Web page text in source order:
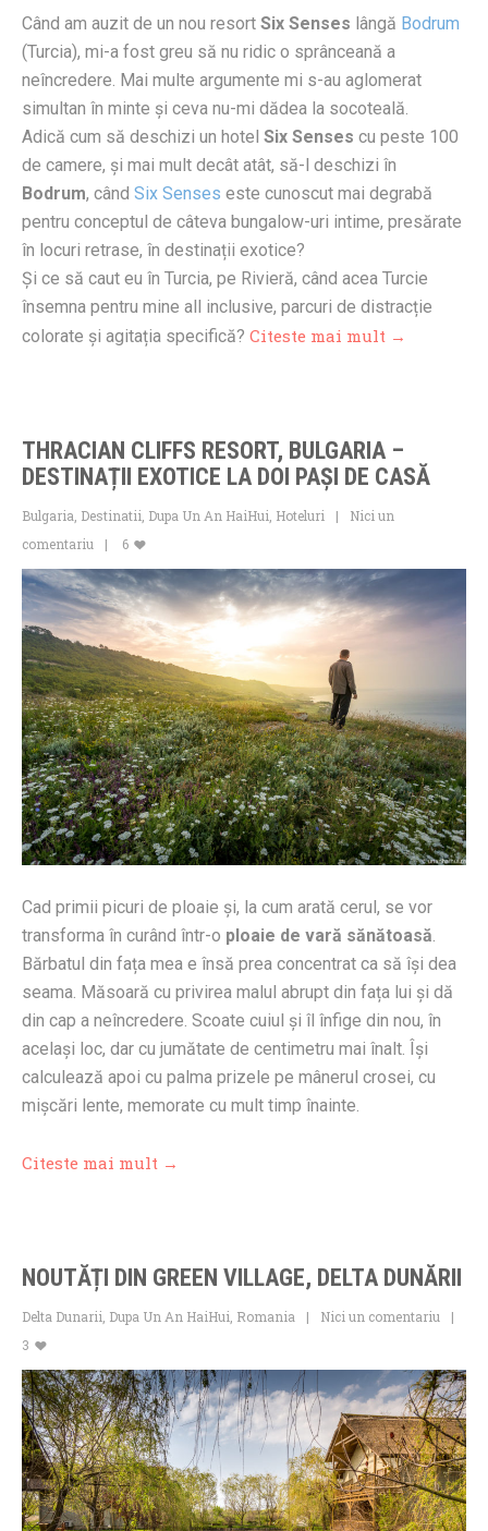
Când am auzit de un nou resort Six Senses lângă Bodrum
(Turcia), mi-a fost greu să nu ridic o sprânceană a
neîncredere. Mai multe argumente mi s-au aglomerat
simultan în minte și ceva nu-mi dădea la socoteală.
Adică cum să deschizi un hotel Six Senses cu peste 100
de camere, și mai mult decât atât, să-l deschizi în
Bodrum, când Six Senses este cunoscut mai degrabă
pentru conceptul de câteva bungalow-uri intime, presărate
în locuri retrase, în destinații exotice?
Și ce să caut eu în Turcia, pe Rivieră, când acea Turcie
însemna pentru mine all inclusive, parcuri de distracție
colorate și agitația specifică? Citeste mai mult →
THRACIAN CLIFFS RESORT, BULGARIA –
DESTINAȚII EXOTICE LA DOI PAȘI DE CASĂ
Bulgaria, Destinatii, Dupa Un An HaiHui, Hoteluri
Nici un
comentariu
6
Cad primii picuri de ploaie și, la cum arată cerul, se vor
transforma în curând într-o ploaie de vară sănătoasă.
Bărbatul din fața mea e însă prea concentrat ca să își dea
seama. Măsoară cu privirea malul abrupt din fața lui și dă
din cap a neîncredere. Scoate cuiul și îl înfige din nou, în
același loc, dar cu jumătate de centimetru mai înalt. Își
calculează apoi cu palma prizele pe mânerul crosei, cu
mișcări lente, memorate cu mult timp înainte.
Citeste mai mult →
NOUTĂȚI DIN GREEN VILLAGE, DELTA DUNĂRII
Delta Dunarii, Dupa Un An HaiHui, Romania
Nici un comentariu
3